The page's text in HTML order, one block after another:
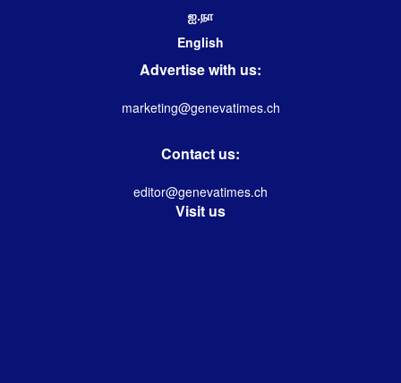
ஐ.நா
English
Advertise with us:
marketing@genevatimes.ch
Contact us:
editor@genevatimes.ch
Visit us